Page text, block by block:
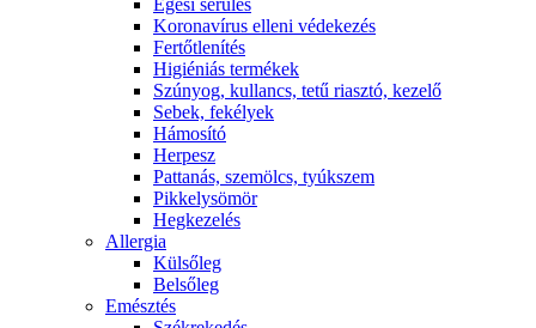
É́gési sérülés
Koronavírus elleni védekezés
Fertőtlenítés
Higiéniás termékek
Szúnyog, kullancs, tetű riasztó, kezelő
Sebek, fekélyek
Hámosító
Herpesz
Pattanás, szemölcs, tyúkszem
Pikkelysömör
Hegkezelés
Allergia
Külsőleg
Belsőleg
Emésztés